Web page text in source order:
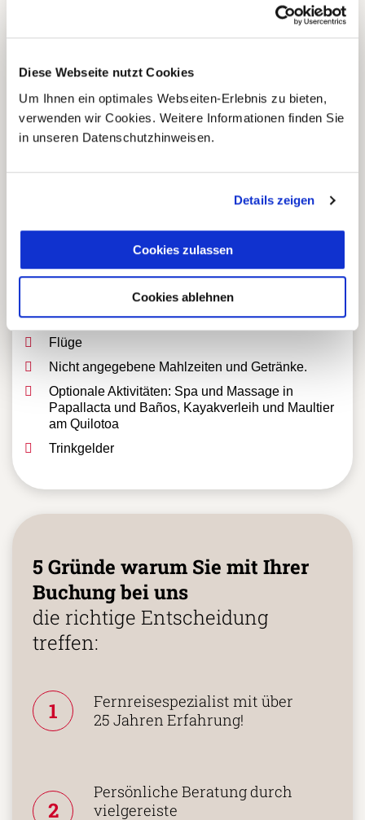
Diese Webseite nutzt Cookies
Um Ihnen ein optimales Webseiten-Erlebnis zu bieten,
verwenden wir Cookies. Weitere Informationen finden Sie
in unseren Datenschutzhinweisen.
Details zeigen
Cookies zulassen
Cookies ablehnen
Wasserfall Peguche/Wasserfall Manto de la
Novia/Wasserfall Ulba/Wasserfal Pailón del
Nationalpark Cotopaxi/Nationalpark Chimborazo
Reitausflug Tambopaxi Lodge
Seilbahnfahrt
Deutschsprachiger Driver Guide von Tag 1 bis 11
Nicht enthaltene Leistungen
Flüge
Nicht angegebene Mahlzeiten und Getränke.
Optionale Aktivitäten: Spa und Massage in
Papallacta und Baños, Kayakverleih und Maultier
am Quilotoa
Trinkgelder
5 Gründe warum Sie mit Ihrer
Buchung bei uns
die richtige Entscheidung
treffen:
1
Fernreisespezialist mit über
25 Jahren Erfahrung!
2
Persönliche Beratung durch
vielgereiste